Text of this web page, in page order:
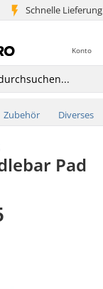
Schnelle Lieferung
5+ Mio. Kunden
Konto
Zubehör Diverses
Pad